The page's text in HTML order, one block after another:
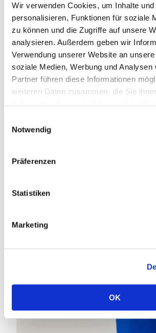
Wir verwenden Cookies, um Inhalte
personalisieren, Funktionen für soziale
zu können und die Zugriffe auf unsere
analysieren. Außerdem geben wir
Verwendung unserer Website an
soziale Medien, Werbung und Analysen
Partner führen diese Informationen
weiteren Daten zusammen, die Sie
Notwendig
Präferenzen
Statistiken
Marketing
OK
Unternehmen nicht nur Produkte
Markenwelt, sondern informiert
Frauengesundheitsthemen und
hinter die Kulissen der